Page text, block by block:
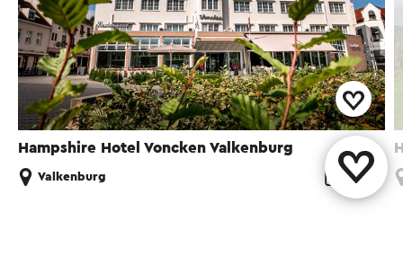
Hampshire Hotel Voncken Valkenburg
Valkenburg